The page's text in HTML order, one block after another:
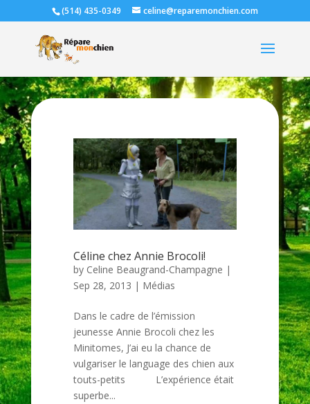
(514) 435-0349 celine@reparemonchien.com
Céline chez Annie Brocoli!
by Celine Beaugrand-Champagne |
Sep 28, 2013 | Médias
Dans le cadre de l’émission
jeunesse Annie Brocoli chez les
Minitomes, J’ai eu la chance de
vulgariser le language des chien aux
touts-petits L’expérience était
superbe...